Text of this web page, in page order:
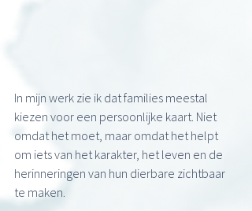
In mijn werk zie ik dat families meestal
kiezen voor een persoonlijke kaart. Niet
omdat het moet, maar omdat het helpt
om iets van het karakter, het leven en de
herinneringen van hun dierbare zichtbaar
te maken.